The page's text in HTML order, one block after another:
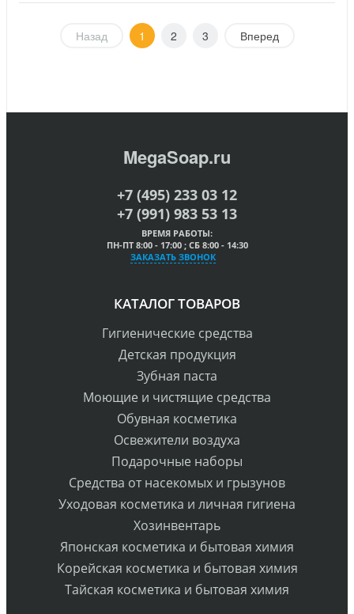
Назад 1 2 3 Вперед
MegaSoap.ru
+7 (495) 233 03 12
+7 (991) 983 53 13
ВРЕМЯ РАБОТЫ:
ПН-ПТ 8:00 - 17:00 ; СБ 8:00 - 14:30
ЗАКАЗАТЬ ЗВОНОК
КАТАЛОГ ТОВАРОВ
Гигиенические средства
Детская продукция
Зубная паста
Моющие и чистящие средства
Обувная косметика
Освежители воздуха
Подарочные наборы
Средства от насекомых и грызунов
Уходовая косметика и личная гигиена
Хозинвентарь
Японская косметика и бытовая химия
Корейская косметика и бытовая химия
Тайская косметика и бытовая химия